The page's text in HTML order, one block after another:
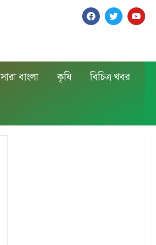
সারা বাংলা কৃষি বিচিত্র খবর